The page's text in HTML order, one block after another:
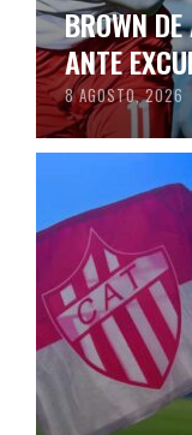
BROWN
ANTE
8 AGOSTO, 2026